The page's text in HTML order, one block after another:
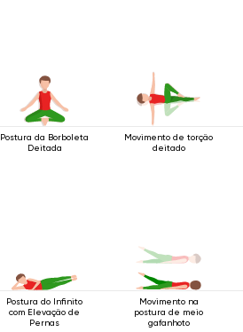
Postura da Borboleta
Deitada
Movimento de torção
deitado
Postura do Infinito
com Elevação de
Pernas
Movimento na
postura de meio
gafanhoto